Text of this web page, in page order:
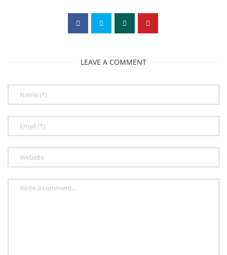
LEAVE A COMMENT